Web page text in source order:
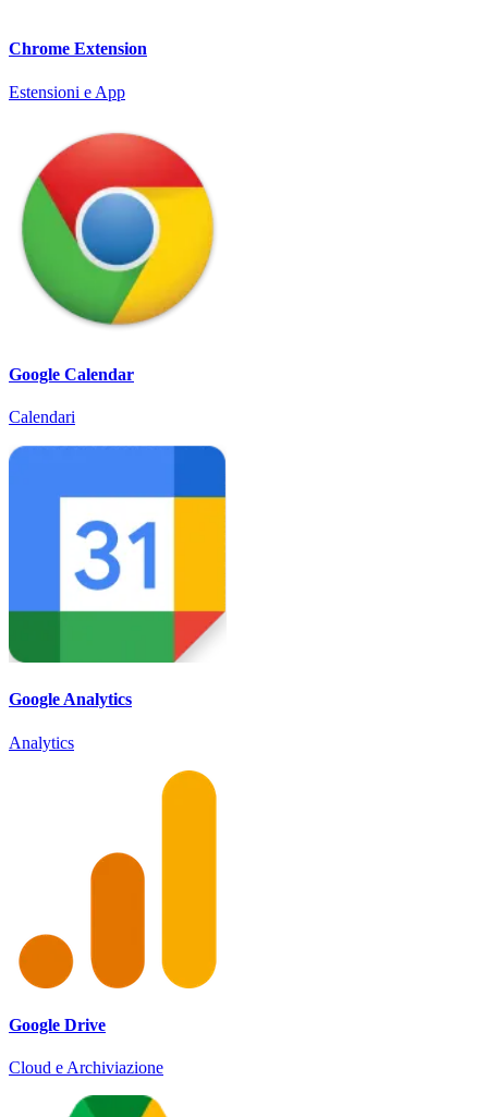
Chrome Extension
Estensioni e App
Google Calendar
Calendari
Google Analytics
Analytics
Google Drive
Cloud e Archiviazione